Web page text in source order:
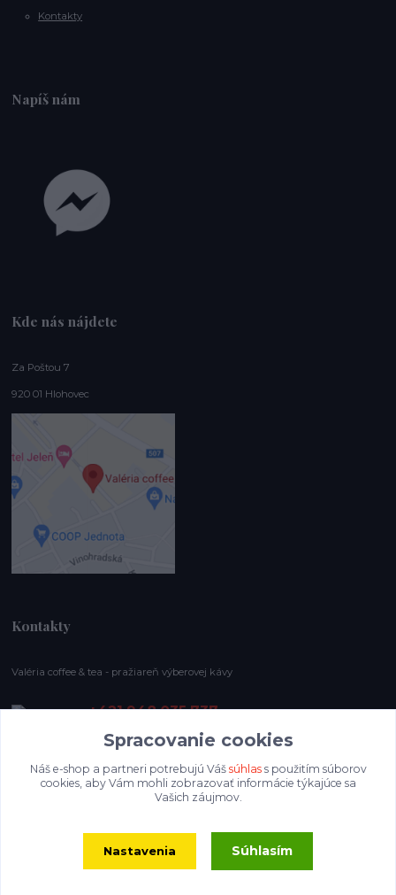
Kontakty
Napíš nám
Kde nás nájdete
Za Poštou 7
920 01 Hlohovec
Kontakty
Valéria coffee & tea - pražiareň výberovej kávy
+421 948 035 737
info@valeriacoffee.sk
Spracovanie cookies
Náš e-shop a partneri potrebujú Váš súhlass použitím súborov
cookies, aby Vám mohli zobrazovať informácie týkajúce sa
Vašich záujmov.
Nastavenia Súhlasím